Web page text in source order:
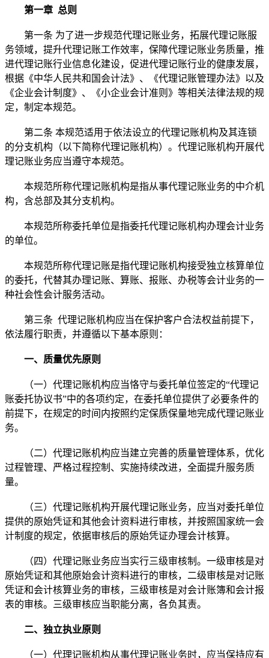
第一章 总则
第一条 为了进一步规范代理记账业务，拓展代理记账服
务领域，提升代理记账工作效率，保障代理记账业务质量，推
进代理记账行业信息化建设，促进代理记账行业的健康发展，
根据《中华人民共和国会计法》、《代理记账管理办法》以及
《企业会计制度》、《小企业会计准则》等相关法律法规的规
定，制定本规范。
第二条 本规范适用于依法设立的代理记账机构及其连锁
的分支机构（以下简称代理记账机构）。代理记账机构开展代
理记账业务应当遵守本规范。
本规范所称代理记账机构是指从事代理记账业务的中介机
构，含总部及其分支机构。
本规范所称委托单位是指委托代理记账机构办理会计业务
的单位。
本规范所称代理记账是指代理记账机构接受独立核算单位
的委托，代替其办理记账、算账、报账、办税等会计业务的一
种社会性会计服务活动。
第三条 代理记账机构应当在保护客户合法权益前提下，
依法履行职责，并遵循以下基本原则：
一、质量优先原则
（一）代理记账机构应当恪守与委托单位签定的“代理记
账委托协议书”中的各项约定，在委托单位提供了必要条件的
前提下，在规定的时间内按照约定保质保量地完成代理记账业
务。
（二）代理记账机构应当建立完善的质量管理体系，优化
过程管理、严格过程控制、实施持续改进，全面提升服务质
量。
（三）代理记账机构开展代理记账业务，应当对委托单位
提供的原始凭证和其他会计资料进行审核，并按照国家统一会
计制度的规定，依据审核后的原始凭证办理会计核算。
（四）代理记账业务应当实行三级审核制。一级审核是对
原始凭证和其他原始会计资料进行的审核，二级审核是对记账
凭证和会计核算业务的审核，三级审核是对会计账簿和会计报
表的审核。三级审核应当职能分离，各负其责。
二、独立执业原则
（一）代理记账机构从事代理记账业务时，应当保持应有